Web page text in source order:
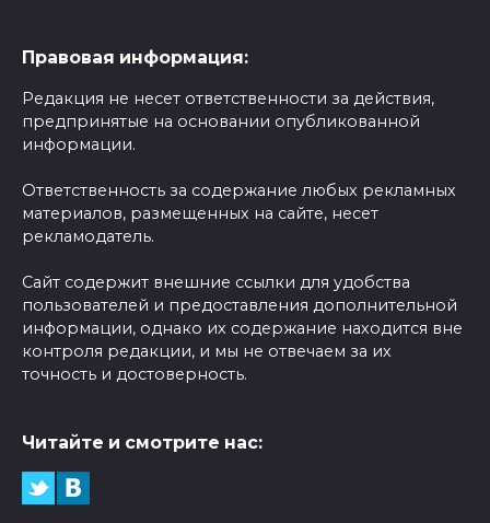
Правовая информация:
Редакция не несет ответственности за действия,
предпринятые на основании опубликованной
информации.
Ответственность за содержание любых рекламных
материалов, размещенных на сайте, несет
рекламодатель.
Сайт содержит внешние ссылки для удобства
пользователей и предоставления дополнительной
информации, однако их содержание находится вне
контроля редакции, и мы не отвечаем за их
точность и достоверность.
Читайте и смотрите нас: